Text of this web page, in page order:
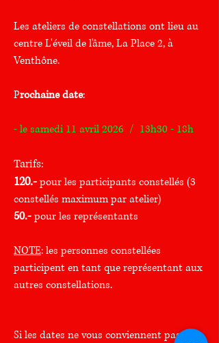
Les ateliers de constellations ont lieu au
centre L'éveil de l'âme, La Place 2, à
Venthône.
Prochaine date:
- le samedi 11 avril 2026 / 13h30 - 18h
Tarifs:
120.-pour les participants constellés (3
constellés maximum par atelier)
50.-pour les représentants
NOTE: les personnes constellées
participent en tant que représentant aux
autres constellations.
Si les dates ne vous conviennent pas, je